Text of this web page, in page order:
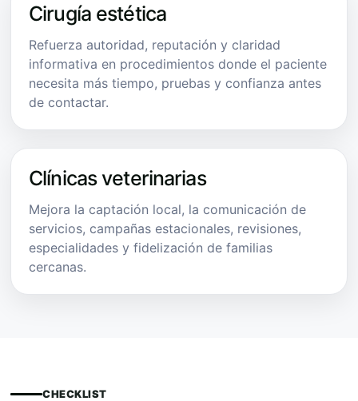
Cirugía estética
Refuerza autoridad, reputación y claridad
informativa en procedimientos donde el paciente
necesita más tiempo, pruebas y confianza antes
de contactar.
Clínicas veterinarias
Mejora la captación local, la comunicación de
servicios, campañas estacionales, revisiones,
especialidades y fidelización de familias
cercanas.
CHECKLIST